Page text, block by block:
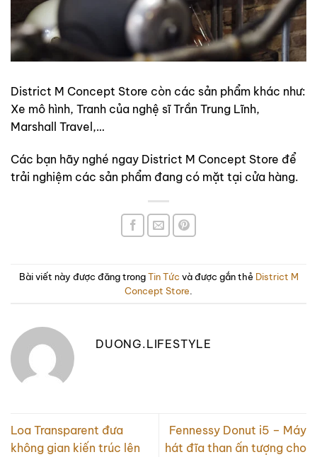
District M Concept Store còn các sản phẩm khác như:
Xe mô hình, Tranh của nghệ sĩ Trần Trung Lĩnh,
Marshall Travel,…
Các bạn hãy nghé ngay District M Concept Store để
trải nghiệm các sản phẩm đang có mặt tại cửa hàng.
Bài viết này được đăng trongTin Tức và được gắn thẻ District M
Concept Store
DUONG.LIFESTYLE
Loa Transparent đưa
không gian kiến trúc lên
Fennessy Donut i5 – Máy
hát đĩa than ấn tượng cho